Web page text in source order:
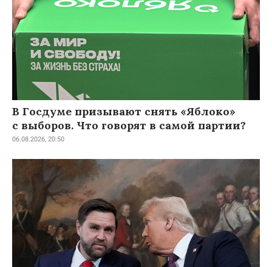
В Госдуме призывают снять «Яблоко»
с выборов. Что говорят в самой партии?
06.08.2026, 20:50